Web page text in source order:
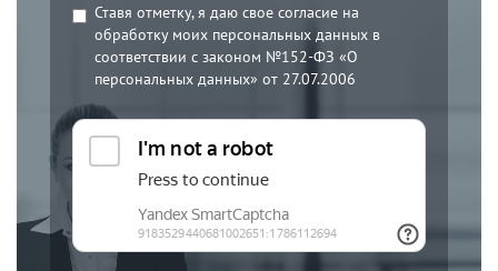
Ставя отметку, я даю свое согласие на
обработку моих персональных данных в
соответствии с законом №152-ФЗ «О
персональных данных» от 27.07.2006